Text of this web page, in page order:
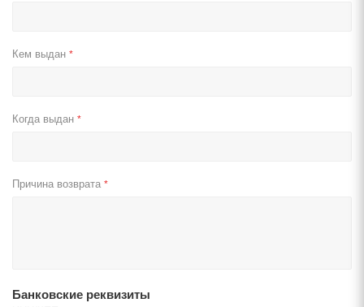
Кем выдан *
Когда выдан *
Причина возврата *
Банковские реквизиты